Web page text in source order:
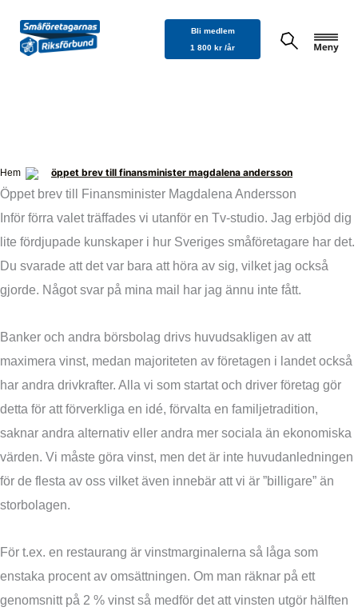
innehåll
Bli medlem
1 800 kr /år
Hem öppet brev till finansminister magdalena andersson
Öppet brev till Finansminister Magdalena Andersson
Inför förra valet träffades vi utanför en Tv-studio. Jag erbjöd dig
lite fördjupade kunskaper i hur Sveriges småföretagare har det.
Du svarade att det var bara att höra av sig, vilket jag också
gjorde. Något svar på mina mail har jag ännu inte fått.
Banker och andra börsbolag drivs huvudsakligen av att
maximera vinst, medan majoriteten av företagen i landet också
har andra drivkrafter. Alla vi som startat och driver företag gör
detta för att förverkliga en idé, förvalta en familjetradition,
saknar andra alternativ eller andra mer sociala än ekonomiska
värden. Vi måste göra vinst, men det är inte huvudanledningen
för de flesta av oss vilket även innebär att vi är ”billigare” än
storbolagen.
För t.ex. en restaurang är vinstmarginalerna så låga som
enstaka procent av omsättningen. Om man räknar på ett
genomsnitt på 2 % vinst så medför det att vinsten utgör hälften